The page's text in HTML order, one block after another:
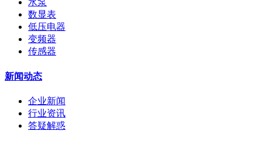
水泵
数显表
低压电器
变频器
传感器
新闻动态
企业新闻
行业资讯
答疑解惑